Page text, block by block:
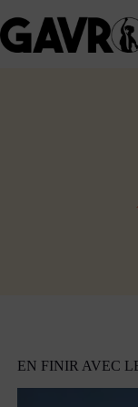
au
contenu
EN FINIR AVEC